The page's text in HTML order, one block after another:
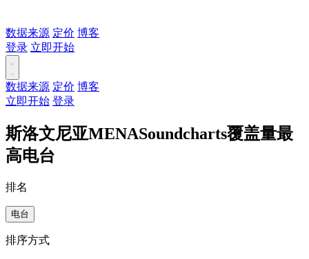
数据来源 定价 博客
登录 立即开始
数据来源 定价 博客
立即开始 登录
斯洛文尼亚MENASoundcharts覆盖量最
高电台
排名
电台
排序方式